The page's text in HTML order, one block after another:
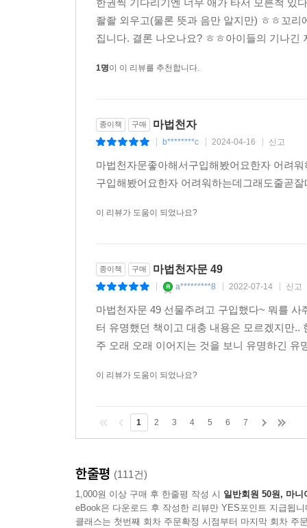
새로 나오는 한자 페이지에 중국어 간체자도 나란
14억 중국인이 사랑하는 [서유기]를 토대로 탄탄
· 교육인적자원부 후원 교육산업대상 출판물 분야
· 한국간행물윤리위원회 선정 청소년 권장도서
· 한국문화콘텐츠진흥원 선정 문화산업진흥기금
· 삼성경제연구소(SERI) 선정 10대 히트상품
한권씩 기다리기엔 너무 애가 타서 모른척 있
좔좔 외우고(물론 뜻과 음만 알지만) ㅎㅎ꼬
집니다. 결론 나오나요? ㅎㅎ아이들의 기나
1명이 이 리뷰를 추천합니다.
종이책 구매 마법천자
b********c 2024-04-16 신고
마법천자문좋아해서구입해봤어요한자 어려
구입해봤어요한자 어려워하는데그래도줄곧
이 리뷰가 도움이 되었나요?
종이책 구매 마법천자문 49
a*********8 2022-07-14 신고
마법천자문 49 선물주려고 구입했다~ 뭐를
터 유명했던 책이고 대충 내용은 모르겠지만
주 오래 오래 이어지는 것을 보니 유명하긴
이 리뷰가 도움이 되었나요?
1 2 3 4 5 6 7
한줄평 (111건)
1,000원 이상 구매 후 한줄평 작성 시 일반회원 50원, 마니
eBook은 다운로드 후 작성한 리뷰만 YES포인트 지급됩니
클래스는 첫번째 회차 주문확정 시점부터 마지막 회차 주